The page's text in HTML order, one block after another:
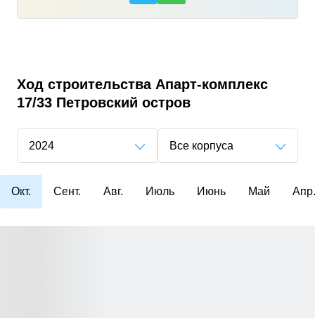
Ход строительства Апарт-комплекс
17/33 Петровский остров
2024 Все корпуса
Окт. Сент. Авг. Июль Июнь Май Апр.